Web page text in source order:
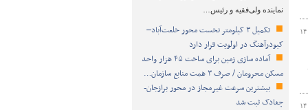
نماینده ولی‌فقیه و رئیس…
تکمیل ۳ کیلومتر نخست محور خلعت‌آباد–
کبودرآهنگ در اولویت قرار دارد
آماده سازی زمین برای ساخت ۴۵ هزار واحد
مسکن محرومان / صرف ۳ همت منابع سازمان…
بیشترین سرعت غیرمجاز در محور برازجان-
چغادک ثبت شد
۱۴۰۳